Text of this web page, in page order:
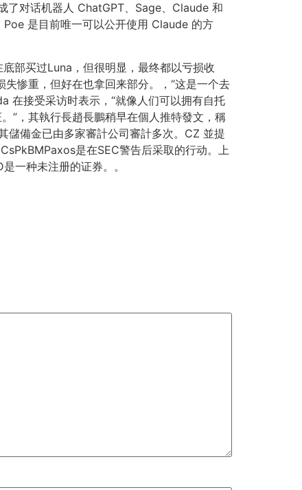
了对话机器人 ChatGPT、Sage、Claude 和
是目前唯一可以公开使用 Claude 的方
部买过Luna，但很明显，最终都以亏损收
惨重，但好在也拿回来部分。，“这是一个去
在接受采访时表示，“就像人们可以拥有自托
”，其執行長趙長鵬稍早在個人推特發文，稱
儲備金已由多家審計公司審計多次。CZ 並提
是在SEC警告后采取的行动。上
一种未注册的证券。。